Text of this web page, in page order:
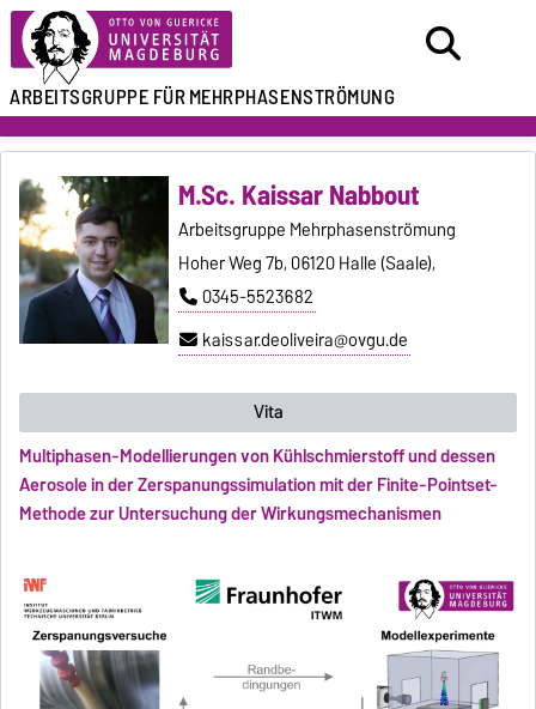
ARBEITSGRUPPE FÜRMEHRPHASENSTRÖMUNG
M.Sc. Kaissar Nabbout
Arbeitsgruppe Mehrphasenströmung
Hoher Weg 7b, 06120 Halle (Saale),
0345-5523682
kaissar.deoliveira@ovgu.de
Vita
Multiphasen-Modellierungen von Kühlschmierstoff und dessen
Aerosole in der Zerspanungssimulation mit der Finite-Pointset-
Methode zur Untersuchung der Wirkungsmechanismen